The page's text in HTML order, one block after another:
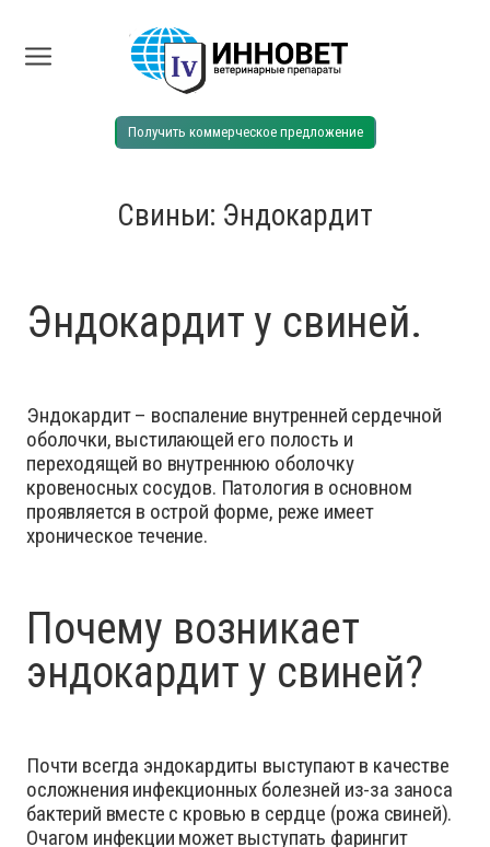
Получить коммерческое предложение
Свиньи: Эндокардит
Эндокардит у свиней.
Эндокардит – воспаление внутренней сердечной
оболочки, выстилающей его полость и
переходящей во внутреннюю оболочку
кровеносных сосудов. Патология в основном
проявляется в острой форме, реже имеет
хроническое течение.
Почему возникает
эндокардит у свиней?
Почти всегда эндокардиты выступают в качестве
осложнения инфекционных болезней из-за заноса
бактерий вместе с кровью в сердце (рожа свиней).
Очагом инфекции может выступать фарингит